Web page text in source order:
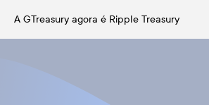
A GTreasury agora é Ripple Treasury